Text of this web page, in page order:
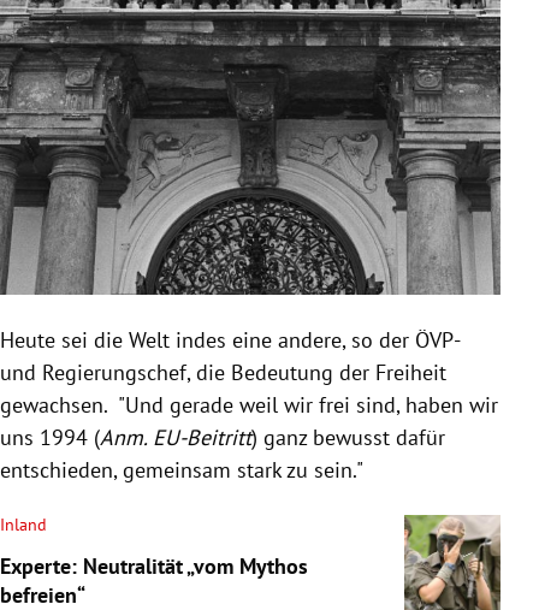
Heute sei die Welt indes eine andere, so der ÖVP-
und Regierungschef, die Bedeutung der Freiheit
gewachsen. "Und gerade weil wir frei sind, haben wir
uns 1994 (Anm. EU-Beitritt) ganz bewusst dafür
entschieden, gemeinsam stark zu sein."
Inland
Experte: Neutralität „vom Mythos
befreien“